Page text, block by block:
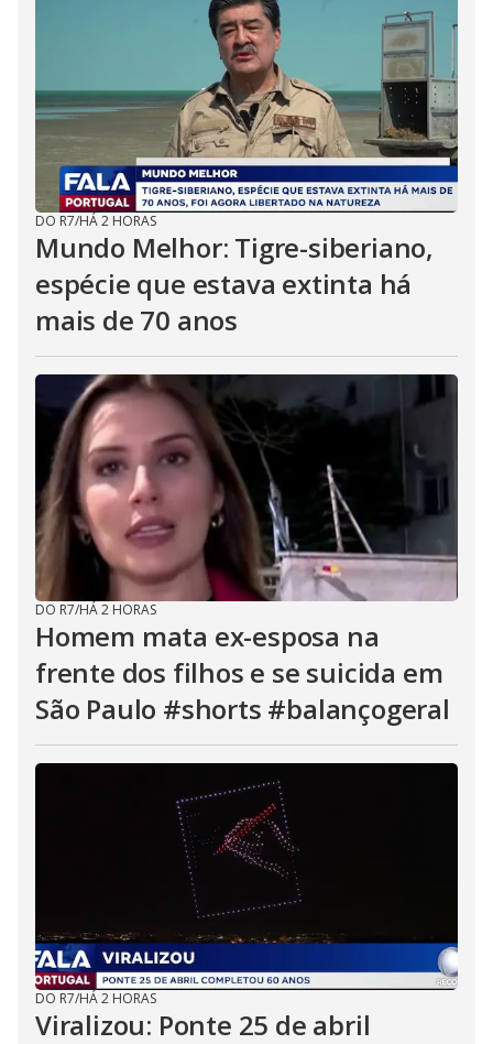
DO R7/HÁ 2 HORAS
Mundo Melhor: Tigre-siberiano,
espécie que estava extinta há
mais de 70 anos
DO R7/HÁ 2 HORAS
Homem mata ex-esposa na
frente dos filhos e se suicida em
São Paulo #shorts #balançogeral
DO R7/HÁ 2 HORAS
Viralizou: Ponte 25 de abril